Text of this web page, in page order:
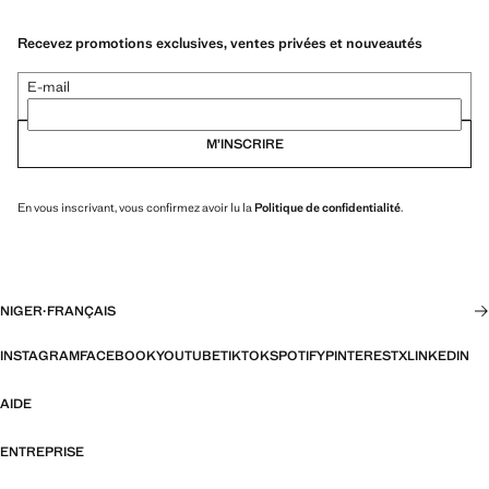
Recevez promotions exclusives, ventes privées et nouveautés
E-mail
M’INSCRIRE
En vous inscrivant, vous confirmez avoir lu la Politique de confidentialité.
NIGER·FRANÇAIS
INSTAGRAMFACEBOOKYOUTUBETIKTOKSPOTIFYPINTERESTXLINKEDIN
AIDE
ENTREPRISE